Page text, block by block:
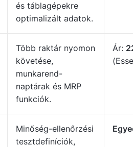
és táblagépekre
optimalizált adatok.
Több raktár nyomon
követése,
munkarend-
naptárak és MRP
funkciók.
Ár:
Minőség-ellenőrzési
tesztdefiníciók,